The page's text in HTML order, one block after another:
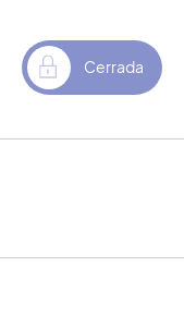
Cerrada